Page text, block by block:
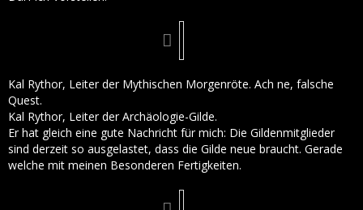
Kal Rythor, Leiter der Mythischen Morgenröte. Ach ne, falsche
Quest.
Kal Rythor, Leiter der Archäologie-Gilde.
Er hat gleich eine gute Nachricht für mich: Die Gildenmitglieder
sind derzeit so ausgelastet, dass die Gilde neue braucht. Gerade
welche mit meinen Besonderen Fertigkeiten.